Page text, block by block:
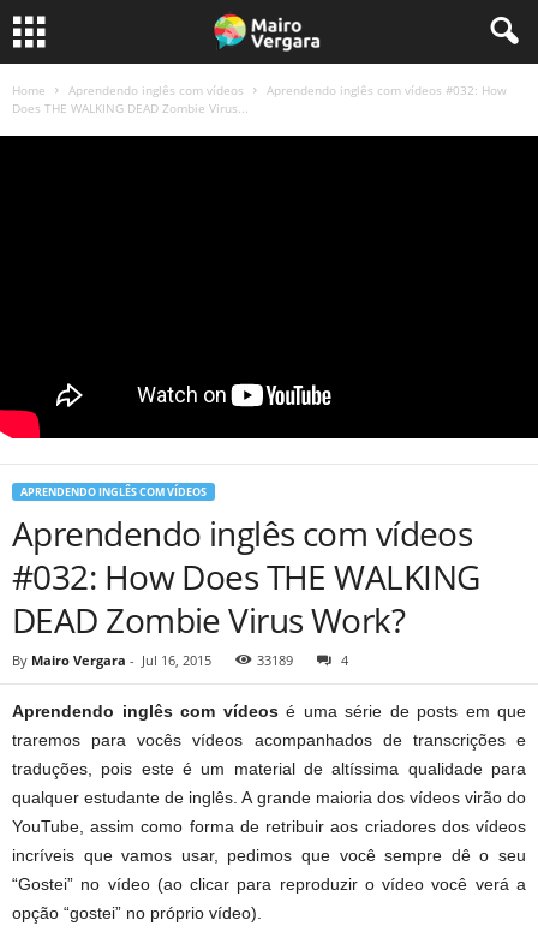
Home Aprendendo inglês com vídeos
Aprendendo inglês com vídeos #032: How
Does THE WALKING DEAD Zombie Virus...
APRENDENDO INGLÊS COM VÍDEOS
Aprendendo inglês com vídeos
#032: How Does THE WALKING
DEAD Zombie Virus Work?
By Mairo Vergara - Jul 16, 2015 33189 4
Aprendendo inglês com vídeosé uma série de posts em que
traremos para vocês vídeos acompanhados de transcrições e
traduções, pois este é um material de altíssima qualidade para
qualquer estudante de inglês. A grande maioria dos vídeos virão do
YouTube, assim como forma de retribuir aos criadores dos vídeos
incríveis que vamos usar, pedimos que você sempre dê o seu
“Gostei” no vídeo (ao clicar para reproduzir o vídeo você verá a
opção “gostei” no próprio vídeo).